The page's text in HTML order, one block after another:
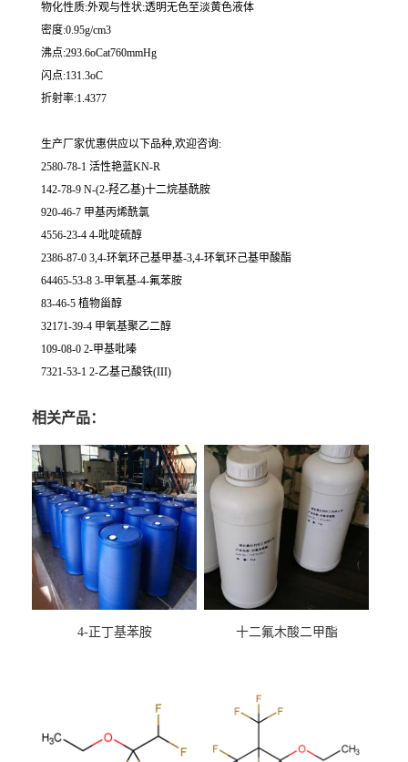
物化性质:外观与性状:透明无色至淡黄色液体
密度:0.95g/cm3
沸点:293.6oCat760mmHg
闪点:131.3oC
折射率:1.4377
生产厂家优惠供应以下品种,欢迎咨询:
2580-78-1 活性艳蓝KN-R
142-78-9 N-(2-羟乙基)十二烷基酰胺
920-46-7 甲基丙烯酰氯
4556-23-4 4-吡啶硫醇
2386-87-0 3,4-环氧环己基甲基-3,4-环氧环己基甲酸酯
64465-53-8 3-甲氧基-4-氟苯胺
83-46-5 植物甾醇
32171-39-4 甲氧基聚乙二醇
109-08-0 2-甲基吡嗪
7321-53-1 2-乙基己酸铁(III)
相关产品：
4-正丁基苯胺 十二氟木酸二甲酯